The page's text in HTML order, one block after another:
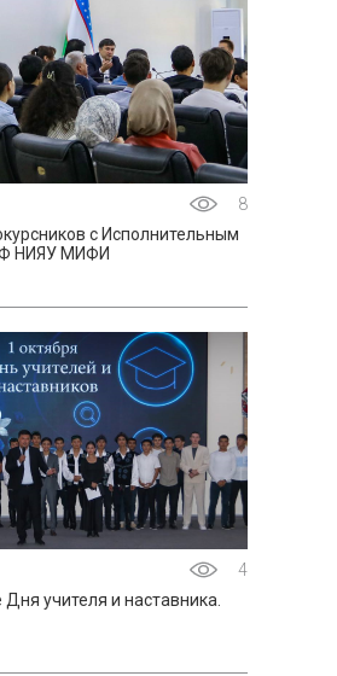
8
с Исполнительным
НИЯУ МИФИ
4
учителя и наставника.